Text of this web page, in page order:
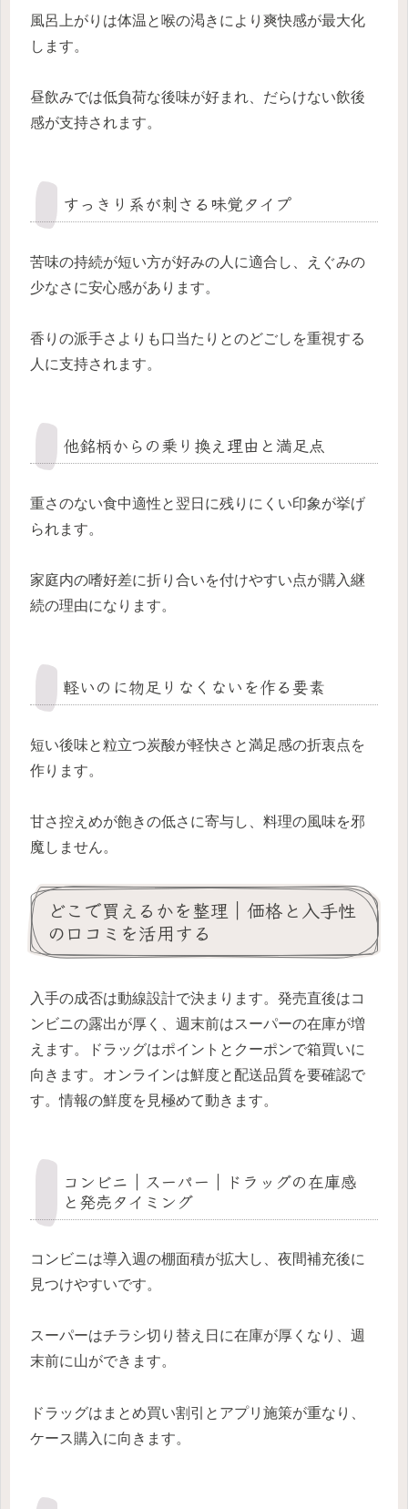
風呂上がりは体温と喉の渇きにより爽快感が最大化
します。
昼飲みでは低負荷な後味が好まれ、だらけない飲後
感が支持されます。
すっきり系が刺さる味覚タイプ
苦味の持続が短い方が好みの人に適合し、えぐみの
少なさに安心感があります。
香りの派手さよりも口当たりとのどごしを重視する
人に支持されます。
他銘柄からの乗り換え理由と満足点
重さのない食中適性と翌日に残りにくい印象が挙げ
られます。
家庭内の嗜好差に折り合いを付けやすい点が購入継
続の理由になります。
軽いのに物足りなくないを作る要素
短い後味と粒立つ炭酸が軽快さと満足感の折衷点を
作ります。
甘さ控えめが飽きの低さに寄与し、料理の風味を邪
魔しません。
どこで買えるかを整理｜価格と入手性
の口コミを活用する
入手の成否は動線設計で決まります。発売直後はコ
ンビニの露出が厚く、週末前はスーパーの在庫が増
えます。ドラッグはポイントとクーポンで箱買いに
向きます。オンラインは鮮度と配送品質を要確認で
す。情報の鮮度を見極めて動きます。
コンビニ｜スーパー｜ドラッグの在庫感
と発売タイミング
コンビニは導入週の棚面積が拡大し、夜間補充後に
見つけやすいです。
スーパーはチラシ切り替え日に在庫が厚くなり、週
末前に山ができます。
ドラッグはまとめ買い割引とアプリ施策が重なり、
ケース購入に向きます。